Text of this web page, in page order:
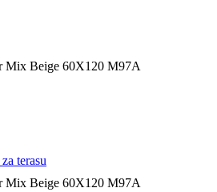
Mix Beige 60X120 M97A
terasu
Mix Beige 60X120 M97A